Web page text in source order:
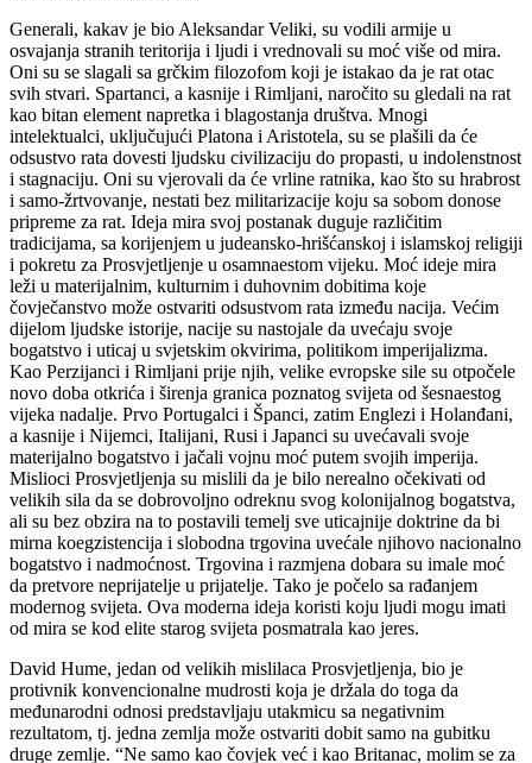
Generali, kakav je bio Aleksandar Veliki, su vodili armije u
osvajanja stranih teritorija i ljudi i vrednovali su moć više od mira.
Oni su se slagali sa grčkim filozofom koji je istakao da je rat otac
svih stvari. Spartanci, a kasnije i Rimljani, naročito su gledali na rat
kao bitan element napretka i blagostanja društva. Mnogi
intelektualci, uključujući Platona i Aristotela, su se plašili da će
odsustvo rata dovesti ljudsku civilizaciju do propasti, u indolenstnost
i stagnaciju. Oni su vjerovali da će vrline ratnika, kao što su hrabrost
i samo-žrtvovanje, nestati bez militarizacije koju sa sobom donose
pripreme za rat. Ideja mira svoj postanak duguje različitim
tradicijama, sa korijenjem u judeansko-hrišćanskoj i islamskoj religiji
i pokretu za Prosvjetljenje u osamnaestom vijeku. Moć ideje mira
leži u materijalnim, kulturnim i duhovnim dobitima koje
čovječanstvo može ostvariti odsustvom rata između nacija. Većim
dijelom ljudske istorije, nacije su nastojale da uvećaju svoje
bogatstvo i uticaj u svjetskim okvirima, politikom imperijalizma.
Kao Perzijanci i Rimljani prije njih, velike evropske sile su otpočele
novo doba otkrića i širenja granica poznatog svijeta od šesnaestog
vijeka nadalje. Prvo Portugalci i Španci, zatim Englezi i Holanđani,
a kasnije i Nijemci, Italijani, Rusi i Japanci su uvećavali svoje
materijalno bogatstvo i jačali vojnu moć putem svojih imperija.
Mislioci Prosvjetljenja su mislili da je bilo nerealno očekivati od
velikih sila da se dobrovoljno odreknu svog kolonijalnog bogatstva,
ali su bez obzira na to postavili temelj sve uticajnije doktrine da bi
mirna koegzistencija i slobodna trgovina uvećale njihovo nacionalno
bogatstvo i nadmoćnost. Trgovina i razmjena dobara su imale moć
da pretvore neprijatelje u prijatelje. Tako je počelo sa rađanjem
modernog svijeta. Ova moderna ideja koristi koju ljudi mogu imati
od mira se kod elite starog svijeta posmatrala kao jeres.
David Hume, jedan od velikih mislilaca Prosvjetljenja, bio je
protivnik konvencionalne mudrosti koja je držala do toga da
međunarodni odnosi predstavljaju utakmicu sa negativnim
rezultatom, tj. jedna zemlja može ostvariti dobit samo na gubitku
druge zemlje. “Ne samo kao čovjek već i kao Britanac, molim se za